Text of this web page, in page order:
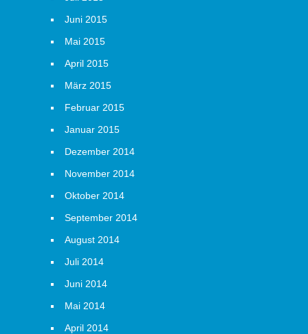
Juni 2015
Mai 2015
April 2015
März 2015
Februar 2015
Januar 2015
Dezember 2014
November 2014
Oktober 2014
September 2014
August 2014
Juli 2014
Juni 2014
Mai 2014
April 2014